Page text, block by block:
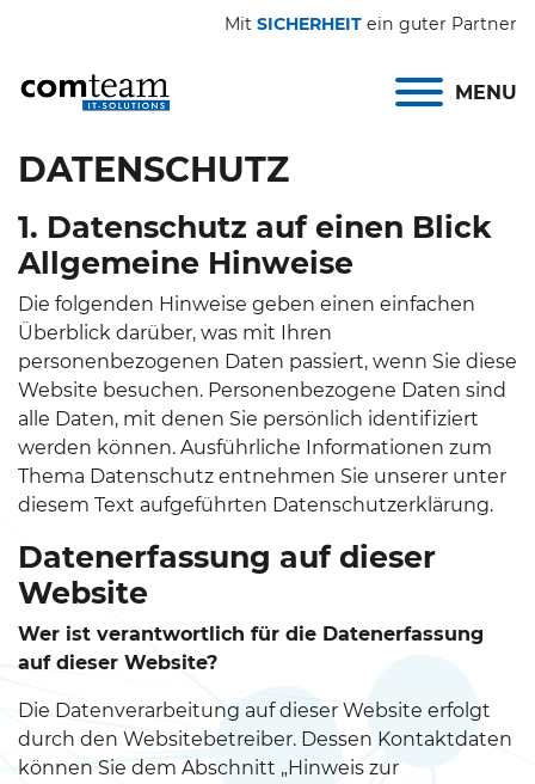
Mit SICHERHEIT ein guter Partner
MENU
DATENSCHUTZ
1. Datenschutz auf einen Blick
Allgemeine Hinweise
Die folgenden Hinweise geben einen einfachen
Überblick darüber, was mit Ihren
personenbezogenen Daten passiert, wenn Sie diese
Website besuchen. Personenbezogene Daten sind
alle Daten, mit denen Sie persönlich identifiziert
werden können. Ausführliche Informationen zum
Thema Datenschutz entnehmen Sie unserer unter
diesem Text aufgeführten Datenschutzerklärung.
Datenerfassung auf dieser
Website
Wer ist verantwortlich für die Datenerfassung
auf dieser Website?
Die Datenverarbeitung auf dieser Website erfolgt
durch den Websitebetreiber. Dessen Kontaktdaten
können Sie dem Abschnitt „Hinweis zur